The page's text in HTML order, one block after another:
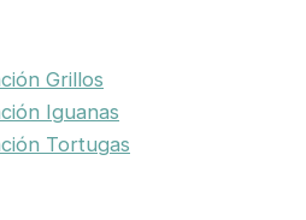
Grillos
Iguanas
Tortugas